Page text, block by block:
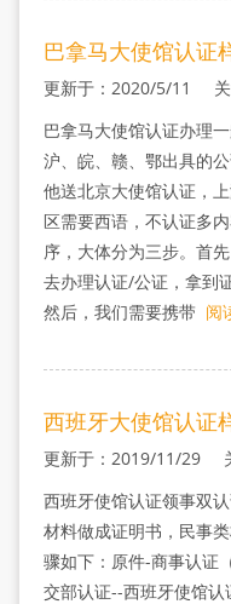
巴拿马大使馆认证
更新于：2020/5/11 关
巴拿马大使馆认证办理
沪、皖、赣、鄂出具的
他送北京大使馆认证，
区需要西语，不认证多
序，大体分为三步。首
去办理认证/公证，拿到
然后，我们需要携带 阅
西班牙大使馆认证
更新于：2019/11/29
西班牙使馆认证领事双
材料做成证明书，民事
骤如下：原件-商事认证
交部认证--西班牙使馆